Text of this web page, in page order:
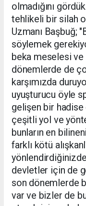
olmadığını
tehlikeli bir silah
Uzmanı Başbuğ;
söylemek
beka meselesi
dönemlerde de
karşımızda
uyuşturucu öyle
gelişen bir hadise
çeşitli yol ve
bunların en
farklı kötü
devletler için de
son dönemlerde
var ve bizler de